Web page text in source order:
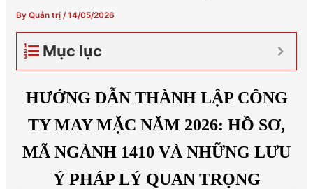
By Quản trị /14/05/2026
Mục lục
HƯỚNG DẪN THÀNH LẬP CÔNG
TY MAY MẶC NĂM 2026: HỒ SƠ,
MÃ NGÀNH 1410 VÀ NHỮNG LƯU
Ý PHÁP LÝ QUAN TRỌNG